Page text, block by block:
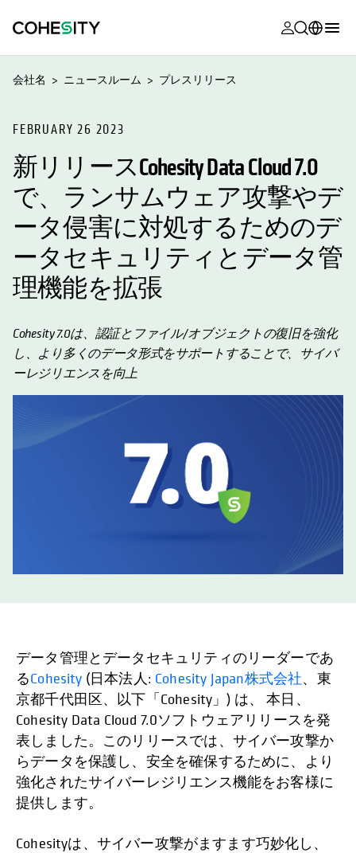
新しいタ
新しいタ
新しいタ
サポート
新しいタ
製品に関す
ドキュメ
新しいタ
アカデミー
新しいタ
Cohesity
新しいタ
パートナー
新しいタ
Français (France)
Português (Brazil)
한국어 (South
Korea)
会社名 ニュースルーム プレスリリース
FEBRUARY 26 2023
新リリースCohesity Data Cloud 7.0
で、ランサムウェア攻撃やデ
ータ侵害に対処するためのデ
ータセキュリティとデータ管
理機能を拡張
Cohesity 7.0は、認証とファイル/オブジェクトの復旧を強化
し、より多くのデータ形式をサポートすることで、サイバ
ーレジリエンスを向上
データ管理とデータセキュリティのリーダーであ
るCohesity (日本法人: Cohesity Japan株式会社、東
京都千代田区、以下「Cohesity」) は、 本日、
Cohesity Data Cloud 7.0ソフトウェアリリースを発
表しました。このリリースでは、サイバー攻撃か
らデータを保護し、安全を確保するために、より
強化されたサイバーレジリエンス機能をお客様に
提供します。
Cohesityは、サイバー攻撃がますます巧妙化し、